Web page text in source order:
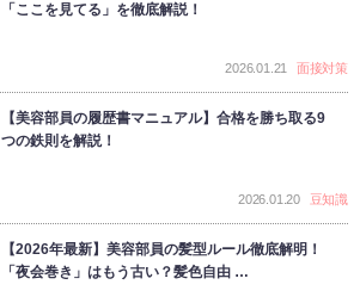
「ここを見てる」を徹底解説！
2026.01.21 面接対策
【美容部員の履歴書マニュアル】合格を勝ち取る9
つの鉄則を解説！
2026.01.20 豆知識
【2026年最新】美容部員の髪型ルール徹底解明！
「夜会巻き」はもう古い？髪色自由 …